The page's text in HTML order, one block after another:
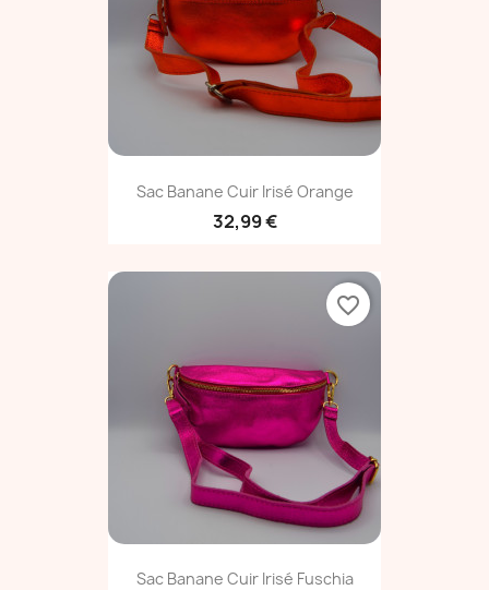
Sac Banane Cuir Irisé Orange
32,99 €
Sac Banane Cuir Irisé Fuschia
favorite_border